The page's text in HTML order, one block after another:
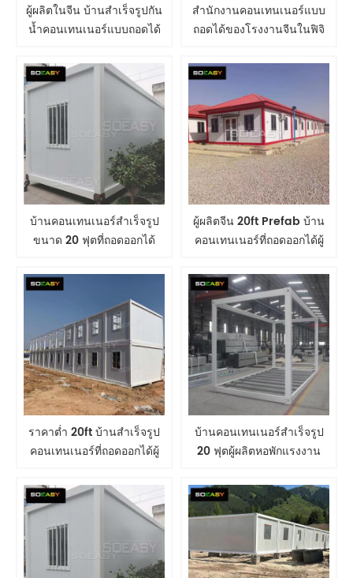
ผู้ผลิตในจีน บ้านสำเร็จรูปกัน
น้ำคอนเทนเนอร์แบบถอดได้
สำนักงานคอนเทนเนอร์แบบ
ถอดได้ของโรงงานจีนในฟิจิ
บ้านคอนเทนเนอร์สำเร็จรูป
ขนาด 20 ฟุตที่ถอดออกได้
บ้านโมดูลาร์คอนเทนเนอร์
ผู้ผลิตจีน 20ft Prefab บ้าน
คอนเทนเนอร์ที่ถอดออกได้ผู้
Camp Modular House
Container
ราคาต่ำ 20ft บ้านสำเร็จรูป
คอนเทนเนอร์ที่ถอดออกได้ผู้
คอนเทนเนอร์บ้านโมดูลาร์
บ้านคอนเทนเนอร์สำเร็จรูป
20 ฟุตผู้ผลิตหอพักแรงงาน
คอนเทนเนอร์